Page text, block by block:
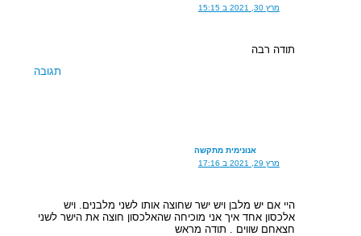
מרץ 30, 2021 ב 15:15
תודה רבה
תגובה
אנונימית מתקשה
מרץ 29, 2021 ב 17:16
היי אם יש מלבן ויש ישר שחוצה אותו לשני מלבנים. ויש
אלכסון אחד איך אני מוכיחה שהאלכסון חוצה את הישר לשני
חצאחם שווים . תודה מראש